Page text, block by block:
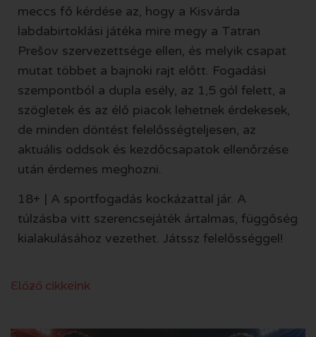
Előző cikkeink
meccs fő kérdése az, hogy a Kisvárda
labdabirtoklási játéka mire megy a Tatran
Prešov szervezettsége ellen, és melyik csapat
mutat többet a bajnoki rajt előtt. Fogadási
szempontból a dupla esély, az 1,5 gól felett, a
szögletek és az élő piacok lehetnek érdekesek,
de minden döntést felelősségteljesen, az
aktuális oddsok és kezdőcsapatok ellenőrzése
után érdemes meghozni.
18+ | A sportfogadás kockázattal jár. A
túlzásba vitt szerencsejáték ártalmas, függőség
kialakulásához vezethet. Játssz felelősséggel!